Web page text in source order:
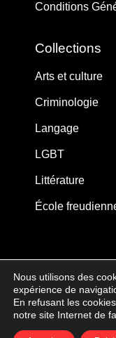
Conditions
Collections
Arts et culture
Criminologie
Langage
LGBT
Littérature
École
MJW-
Nous utilisons des
expérience de
En refusant les
notre site Internet de